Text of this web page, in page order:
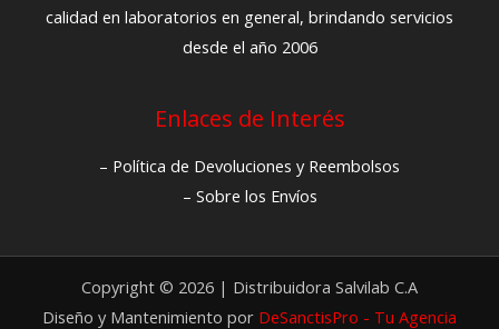
calidad en laboratorios en general, brindando servicios
desde el año 2006
Enlaces de Interés
– Política de Devoluciones y Reembolsos
– Sobre los Envíos
Copyright © 2026 | Distribuidora Salvilab C.A
Diseño y Mantenimiento por DeSanctisPro - Tu Agencia